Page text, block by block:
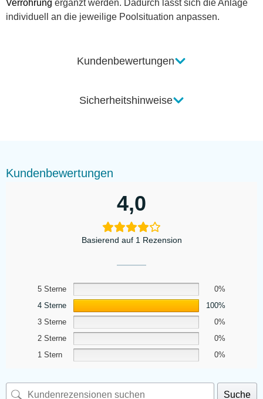
Kundenbewertungen
Sicherheitshinweise
Verrohrung ergänzt werden. Dadurch lässt sich die Anlage
individuell an die jeweilige Poolsituation anpassen.
Kundenbewertungen
4,0
Basierend auf 1 Rezension
5 Sterne
0%
4 Sterne
100%
3 Sterne
0%
2 Sterne
0%
1 Stern
0%
Suche